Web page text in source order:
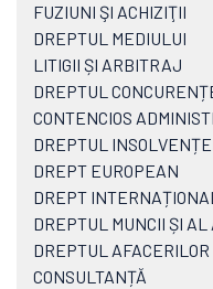
FUZIUNI ŞI ACHIZIŢII
DREPTUL MEDIULUI
LITIGII ȘI ARBITRAJ
DREPTUL
CONTENCIOS
DREPTUL
DREPT EUROPEAN
DREPT INTERNAȚIONAL
DREPTUL MUNCII ȘI AL
DREPTUL AFACERILOR
CONSULTANȚĂ